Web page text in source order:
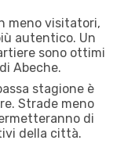
meno visitatori,
autentico. Un
sono ottimi
Abeche.
stagione è
Strade meno
di
della città.